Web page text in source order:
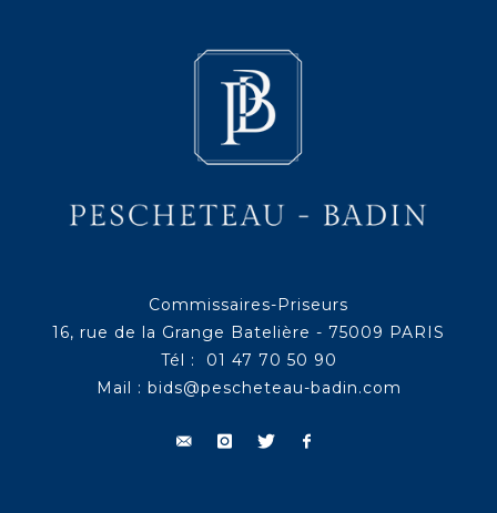
Commissaires-Priseurs
16, rue de la Grange Batelière - 75009 PARIS
Tél : 01 47 70 50 90
Mail : bids@pescheteau-badin.com